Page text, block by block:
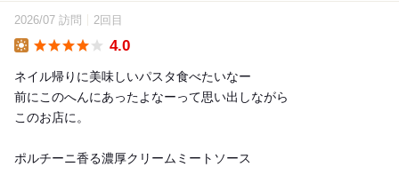
2026/07 訪問 2回目
4.0
ネイル帰りに美味しいパスタ食べたいなー
前にこのへんにあったよなーって思い出しながら
このお店に。
ポルチーニ香る濃厚クリームミートソース